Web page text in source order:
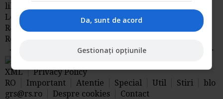
liber
Legislatia Muncii
Management
R&S
Romania
XML
Privacy Policy
RO
Important Atentie Special Util Stiri
blo
grs@rs.ro
Despre cookies Contact
Da, sunt de acord
Gestionați opțiunile